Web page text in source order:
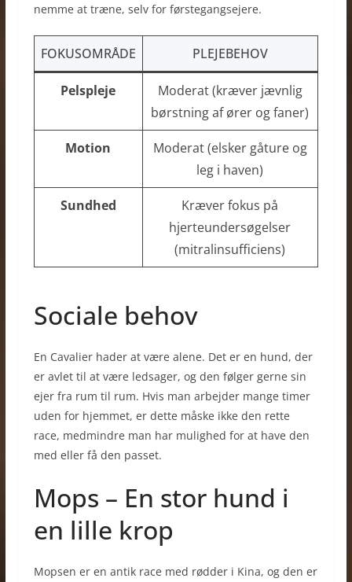
nemme at træne, selv for førstegangsejere.
FOKUSOMRÅDE PLEJEBEHOV
Pelspleje
Moderat (kræver jævnlig
børstning af ører og faner)
Motion
Moderat (elsker gåture og
leg i haven)
Sundhed
Kræver fokus på
hjerteundersøgelser
(mitralinsufficiens)
Sociale behov
En Cavalier hader at være alene. Det er en hund, der
er avlet til at være ledsager, og den følger gerne sin
ejer fra rum til rum. Hvis man arbejder mange timer
uden for hjemmet, er dette måske ikke den rette
race, medmindre man har mulighed for at have den
med eller få den passet.
Mops – En stor hund i
en lille krop
Mopsen er en antik race med rødder i Kina, og den er